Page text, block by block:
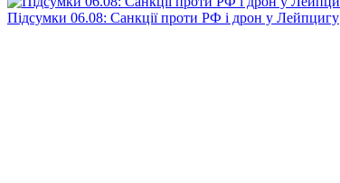
Підсумки 06.08: Санкції проти РФ і дрон у Лейпцигу